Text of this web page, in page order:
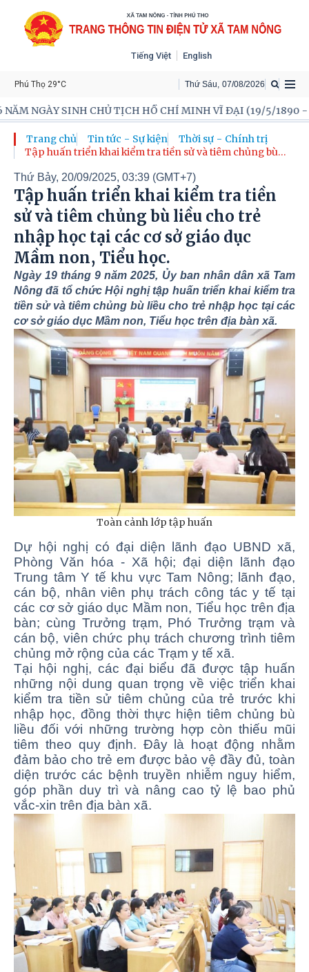
Tiếng Việt English
Thứ Sáu 07/08/2026
Phú Thọ 29°C
TỊCH HỒ CHÍ MINH VĨ ĐẠI (19/5/1890 - 19/5/2026) XÃ
Trang chủ Tin tức - Sự kiện
Thời sự - Chính trị
Tập huấn triển khai kiểm tra tiền sử và tiêm chủng bù
Tiểu học.
Thứ Bảy, 20/09/2025, 03:39 (GMT+7)
Tập huấn triển khai kiểm tra tiền
sử và tiêm chủng bù liều cho trẻ
nhập học tại các cơ sở giáo dục
Mầm non, Tiểu học.
Ngày 19 tháng 9 năm 2025, Ủy ban nhân dân xã Tam
Nông đã tổ chức Hội nghị tập huấn triển khai kiểm tra
tiền sử và tiêm chủng bù liều cho trẻ nhập học tại các
cơ sở giáo dục Mầm non, Tiểu học trên địa bàn xã.
Toàn cảnh lớp tập huấn
Dự hội nghị có đại diện lãnh đạo UBND xã,
Phòng Văn hóa - Xã hội; đại diện lãnh đạo
Trung tâm Y tế khu vực Tam Nông; lãnh đạo,
cán bộ, nhân viên phụ trách công tác y tế tại
các cơ sở giáo dục Mầm non, Tiểu học trên địa
bàn; cùng Trưởng trạm, Phó Trưởng trạm và
cán bộ, viên chức phụ trách chương trình tiêm
chủng mở rộng của các Trạm y tế xã.
Tại hội nghị, các đại biểu đã được tập huấn
những nội dung quan trọng về việc triển khai
kiểm tra tiền sử tiêm chủng của trẻ trước khi
nhập học, đồng thời thực hiện tiêm chủng bù
liều đối với những trường hợp còn thiếu mũi
tiêm theo quy định. Đây là hoạt động nhằm
đảm bảo cho trẻ em được bảo vệ đầy đủ, toàn
diện trước các bệnh truyền nhiễm nguy hiểm,
góp phần duy trì và nâng cao tỷ lệ bao phủ
vắc-xin trên địa bàn xã.